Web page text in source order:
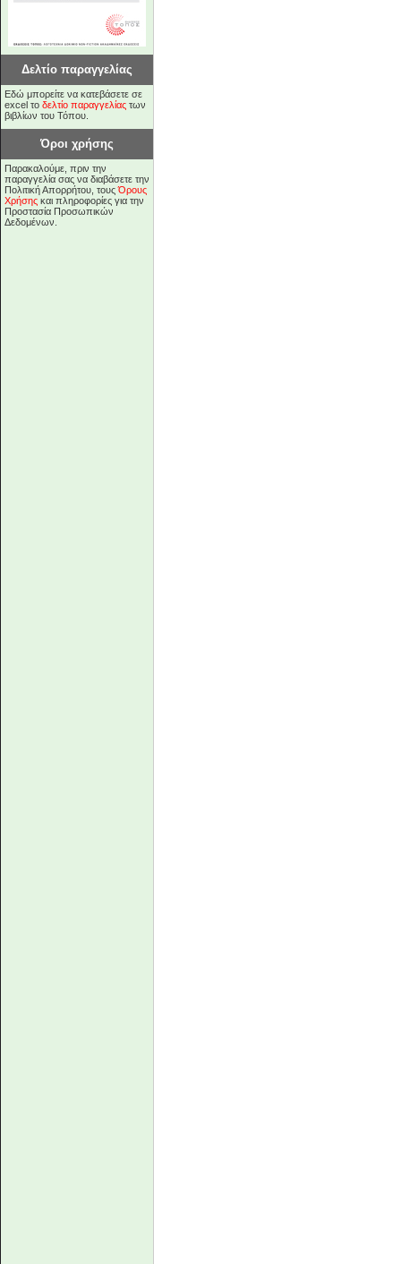
Δελτίο παραγγελίας
Εδώ μπορείτε να κατεβάσετε σε
excel το δελτίο παραγγελίας των
βιβλίων του Τόπου.
Όροι χρήσης
Παρακαλούμε, πριν την
παραγγελία σας να διαβάσετε την
Πολιτική Απορρήτου, τουςΌρους
Χρήσης και πληροφορίες για την
Προστασία Προσωπικών
Δεδομένων.